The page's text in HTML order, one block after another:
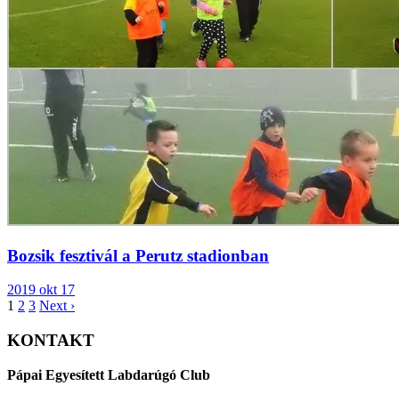
Bozsik fesztivál a Perutz stadionban
2019 okt 17
1 2 3 Next ›
KONTAKT
Pápai Egyesített Labdarúgó Club